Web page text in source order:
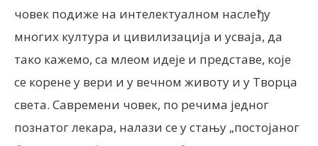
човек подиже на интелектуалном наслеђу
многих култура и цивилизација и усваја, да
тако кажемо, са млеом идеје и представе, које
се корене у вери и у вечном животу и у Творца
света. Савремени човек, по речима једног
познатог лекара, налази се у стању „постојаног